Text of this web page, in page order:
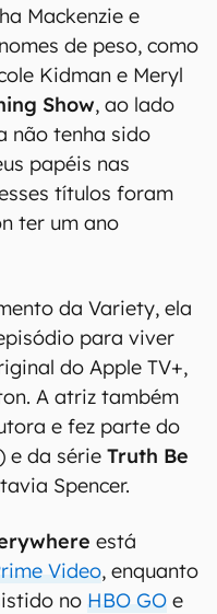
Mackenzie e
de peso, como
Kidman e Meryl
Show, ao lado
não tenha sido
papéis nas
títulos foram
ter um ano
da Variety, ela
para viver
do Apple TV+,
A atriz também
e fez parte do
e da série Truth Be
Spencer.
está
Video, enquanto
no HBO GO e